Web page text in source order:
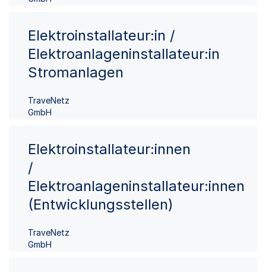
Elektroinstallateur:in /
Elektroanlageninstallateur:in
Stromanlagen
TraveNetz
GmbH
Elektroinstallateur:innen
/
Elektroanlageninstallateur:innen
(Entwicklungsstellen)
TraveNetz
GmbH